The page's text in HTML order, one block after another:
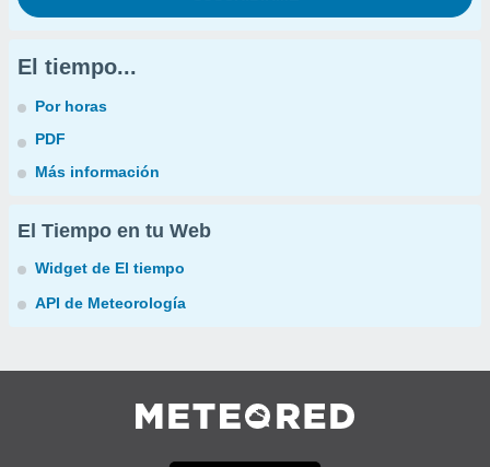
El tiempo...
Por horas
PDF
Más información
El Tiempo en tu Web
Widget de El tiempo
API de Meteorología